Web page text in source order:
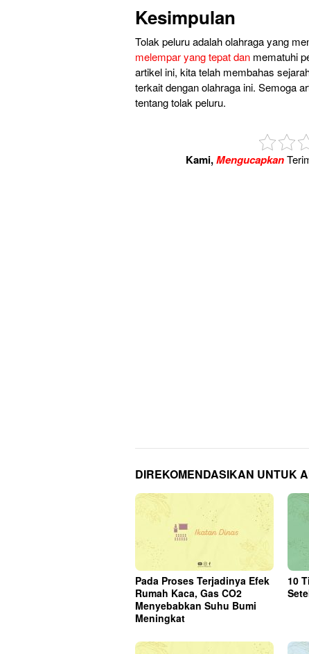
Kesimpulan
Tolak peluru adalah olahraga yang
melempar yang tepat dan mematuhi
artikel ini, kita telah membahas
terkait dengan olahraga ini. Semoga
tentang tolak peluru.
Kami,Mengucapkan
DIREKOMENDASIKAN UNTUK
Pada Proses Terjadinya Efek
Rumah Kaca, Gas CO2
Menyebabkan Suhu Bumi
Meningkat
10